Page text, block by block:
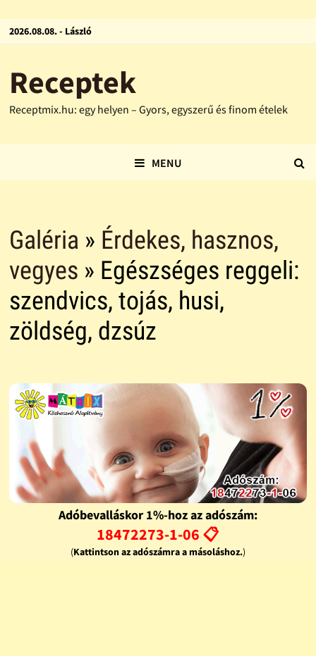
2026.08.08. - László
Receptek
Receptmix.hu: egy helyen – Gyors, egyszerű és finom ételek
MENU
Galéria » Érdekes, hasznos,
vegyes » Egészséges reggeli:
szendvics, tojás, husi,
zöldség, dzsúz
Adóbevalláskor 1%-hoz az adószám:
18472273-1-06 📋
(Kattintson az adószámra a másoláshoz.)